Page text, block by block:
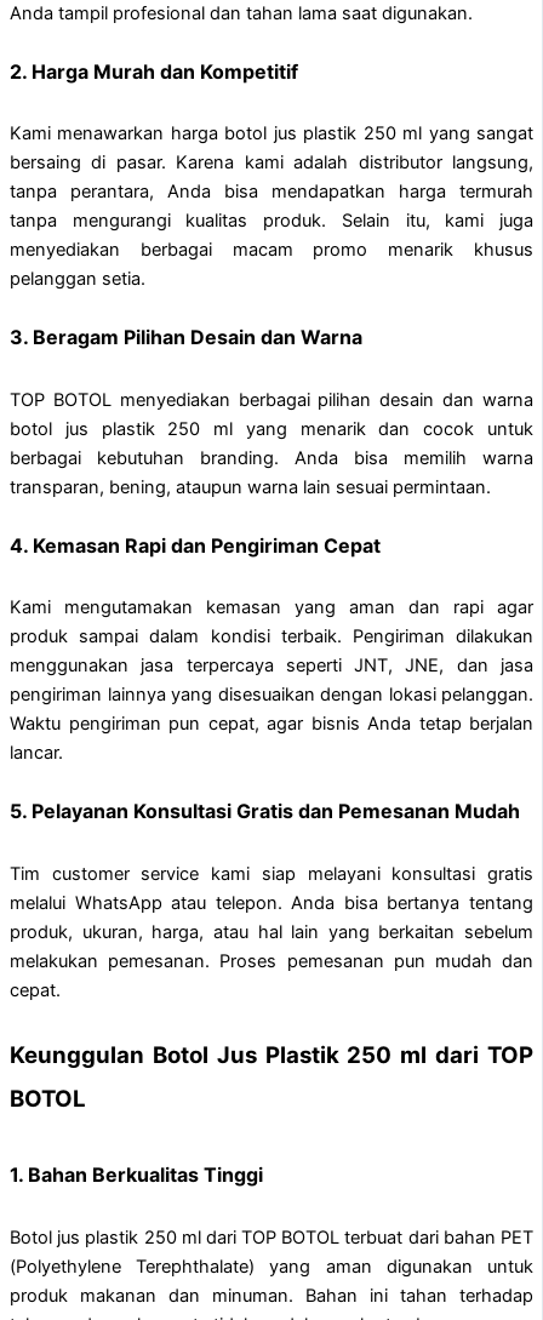
Anda tampil profesional dan tahan lama saat digunakan.
2. Harga Murah dan Kompetitif
Kami menawarkan harga botol jus plastik 250 ml yang sangat
bersaing di pasar. Karena kami adalah distributor langsung,
tanpa perantara, Anda bisa mendapatkan harga termurah
tanpa mengurangi kualitas produk. Selain itu, kami juga
menyediakan berbagai macam promo menarik khusus
pelanggan setia.
3. Beragam Pilihan Desain dan Warna
TOP BOTOL menyediakan berbagai pilihan desain dan warna
botol jus plastik 250 ml yang menarik dan cocok untuk
berbagai kebutuhan branding. Anda bisa memilih warna
transparan, bening, ataupun warna lain sesuai permintaan.
4. Kemasan Rapi dan Pengiriman Cepat
Kami mengutamakan kemasan yang aman dan rapi agar
produk sampai dalam kondisi terbaik. Pengiriman dilakukan
menggunakan jasa terpercaya seperti JNT, JNE, dan jasa
pengiriman lainnya yang disesuaikan dengan lokasi pelanggan.
Waktu pengiriman pun cepat, agar bisnis Anda tetap berjalan
lancar.
5. Pelayanan Konsultasi Gratis dan Pemesanan Mudah
Tim customer service kami siap melayani konsultasi gratis
melalui WhatsApp atau telepon. Anda bisa bertanya tentang
produk, ukuran, harga, atau hal lain yang berkaitan sebelum
melakukan pemesanan. Proses pemesanan pun mudah dan
cepat.
Keunggulan Botol Jus Plastik 250 ml dari TOP
BOTOL
1. Bahan Berkualitas Tinggi
Botol jus plastik 250 ml dari TOP BOTOL terbuat dari bahan PET
(Polyethylene Terephthalate) yang aman digunakan untuk
produk makanan dan minuman. Bahan ini tahan terhadap